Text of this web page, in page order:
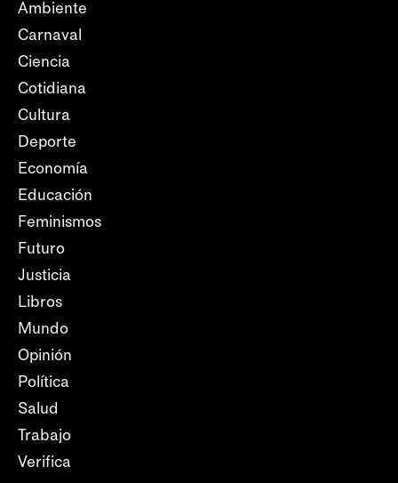
Ambiente
Carnaval
Ciencia
Cotidiana
Cultura
Deporte
Economía
Educación
Feminismos
Futuro
Justicia
Libros
Mundo
Opinión
Política
Salud
Trabajo
Verifica